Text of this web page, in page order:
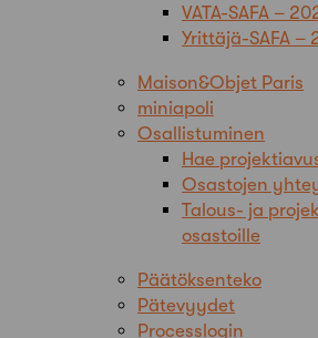
VATA-SAFA –
Yrittäjä-SAFA –
Maison&Objet Paris
miniapoli
Osallistuminen
Hae
Osastojen
Talous- ja
osastoille
Päätöksenteko
Pätevyydet
Processlogin